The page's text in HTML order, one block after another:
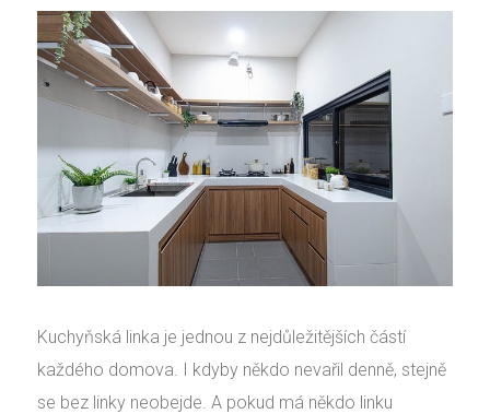
Kuchyňská linka je jednou z nejdůležitějších částí
každého domova. I kdyby někdo nevařil denně, stejně
se bez linky neobejde. A pokud má někdo linku